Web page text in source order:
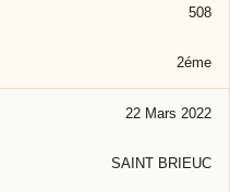
508
2éme
22 Mars 2022
SAINT BRIEUC